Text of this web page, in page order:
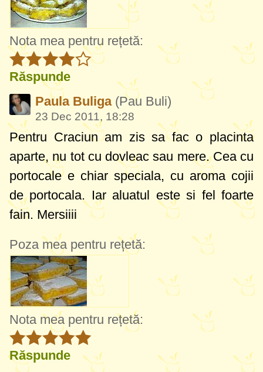
Nota mea pentru rețetă:
Răspunde
Paula Buliga (Pau Buli)
23 Dec 2011, 18:28
Pentru Craciun am zis sa fac o placinta
aparte, nu tot cu dovleac sau mere. Cea cu
portocale e chiar speciala, cu aroma cojii
de portocala. Iar aluatul este si fel foarte
fain. Mersiiii
Poza mea pentru rețetă:
Nota mea pentru rețetă:
Răspunde